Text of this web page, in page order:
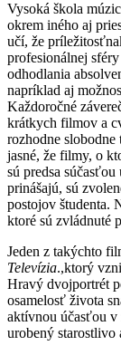
Vysoká škola
okrem iného aj
učí, že
profesionálnej
odhodlania
napríklad aj
Každoročné
krátkych filmov a
rozhodne slobodne
jasné, že filmy, o
sú predsa
prinášajú, sú
postojov študenta.
ktoré sú zvládnuté
Jeden z takýchto
Televízia.,ktorý
Hravý dvojportrét
osamelosť života
aktívnou účasťou v
urobený starostlivo